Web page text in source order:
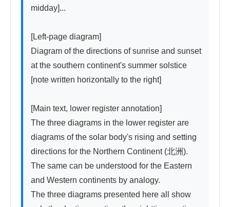
midday]...
[Left-page diagram]
Diagram of the directions of sunrise and sunset
at the southern continent's summer solstice
[note written horizontally to the right]
[Main text, lower register annotation]
The three diagrams in the lower register are
diagrams of the solar body's rising and setting
directions for the Northern Continent (北洲).
The same can be understood for the Eastern
and Western continents by analogy.
The three diagrams presented here all show